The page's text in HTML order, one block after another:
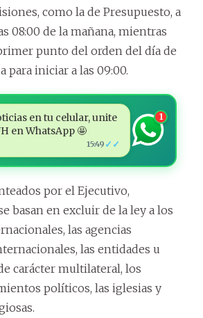
como la de Presupuesto, a
08:00 de la mañana, mientras
punto del orden del día de
para iniciar a las 09:00.
en tu celular, unite
en WhatsApp 🤩
15:49 ✓✓
1
por el Ejecutivo,
basan en excluir de la ley a los
las agencias
las entidades u
carácter multilateral, los
políticos, las iglesias y